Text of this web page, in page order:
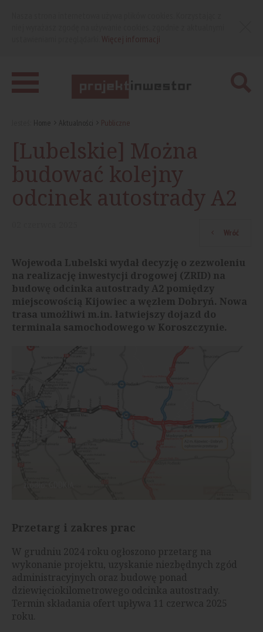
Home Aktualności Publiczne
[Lubelskie] Można
budować kolejny
odcinek autostrady A2
Wróć
Wojewoda Lubelski wydał decyzję o zezwoleniu
na realizację inwestycji drogowej (ZRID) na
budowę odcinka autostrady A2 pomiędzy
miejscowością Kijowiec a węzłem Dobryń. Nowa
trasa umożliwi m.in. łatwiejszy dojazd do
terminala samochodowego w Koroszczynie.
Przetarg i zakres prac
W grudniu 2024 roku ogłoszono przetarg na
wykonanie projektu, uzyskanie niezbędnych zgód
administracyjnych oraz budowę ponad
dziewięciokilometrowego odcinka autostrady.
Termin składania ofert upływa 11 czerwca 2025
roku.